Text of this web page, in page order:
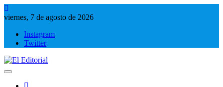
Saltar
al
viernes, 7 de agosto de 2026
Instagram
Twitter